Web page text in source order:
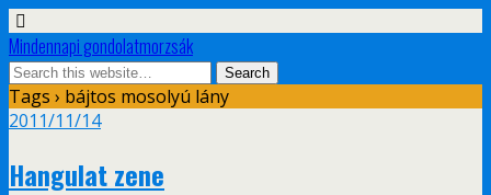
Mindennapi gondolatmorzsák
Tags › bájtos mosolyú lány
2011/11/14
Hangulat zene